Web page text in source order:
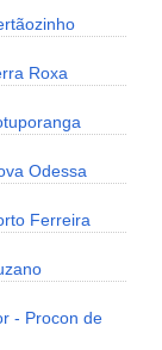
Roxa
Odessa
Ferreira
- Procon de